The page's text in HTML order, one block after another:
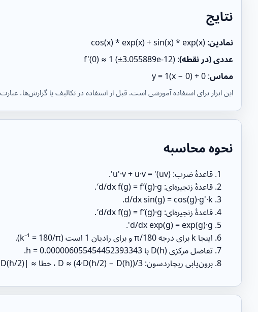
نتایج
نمادین:
cos(x) * exp(x) + sin(x) * exp(x)
عددی (در نقطه):
f'(0) ≈ 1 (±3.055889e-12)
مماس:
y = 1(x − 0) + 0
این ابزار برای استفاده آموزشی است. قبل از استفاده در تکالیف یا گزارش‌ها،
نحوه محاسبه
قاعدهٔ ضرب: (uv)' = u'·v + u·v'.
قاعدهٔ زنجیره‌ای: d/dx f(g) = f′(g)·g′.
d/dx sin(g) = cos(g)·g'·k.
قاعدهٔ زنجیره‌ای: d/dx f(g) = f′(g)·g′.
d/dx exp(g) = exp(g)·g'.
اینجا k برای درجه π/180 و برای رادیان 1 است (k⁻¹ = 180/π).
تفاضل مرکزی D(h) با h = 0.000006055454452393343.
برون‌یابی ریچاردسون: D ≈ (4·D(h/2) − D(h))/3 ، خطا ≈ |D − D(h/2)|.